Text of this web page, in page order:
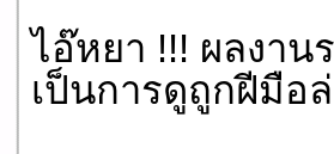
ไอ๊หยา !!! ผลงาน
เป็นการดูถูกฝีมือ